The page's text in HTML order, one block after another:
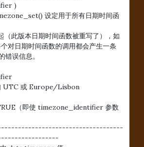
)
设定用于所有日期时间函
（此版本日期时间函数被重写了），如
对日期时间函数的调用都会产生一条
误信息。
UTC 或 Europe/Lisbon
（即使 timezone_identifier 参数